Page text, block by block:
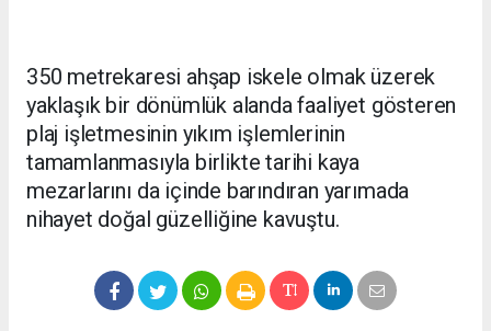
350 metrekaresi ahşap iskele olmak üzerek
yaklaşık bir dönümlük alanda faaliyet gösteren
plaj işletmesinin yıkım işlemlerinin
tamamlanmasıyla birlikte tarihi kaya
mezarlarını da içinde barındıran yarımada
nihayet doğal güzelliğine kavuştu.